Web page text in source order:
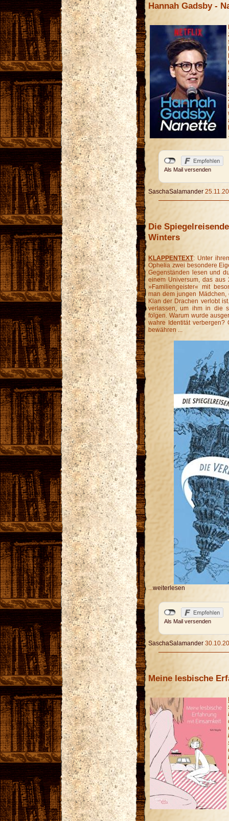
Hannah Gadsby -
Als Mail versenden
SaschaSalamander
Die
Winters
KLAPPENTEXT: Unter
Ophelia zwei besondere
Gegenständen lesen und
einem Universum, das aus
»Familiengeister« mit
man dem jungen
Klan der Drachen verlobt
verlassen, um ihm in die
folgen. Warum wurde
wahre Identität
bewähren ...
...weiterlesen
Als Mail versenden
SaschaSalamander
Meine lesbische